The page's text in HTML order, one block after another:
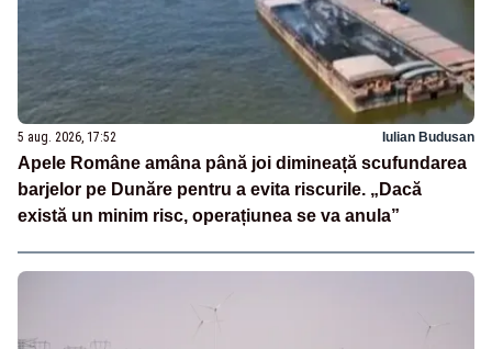
5 aug. 2026, 17:52 Iulian Budusan
Apele Române amâna până joi dimineață scufundarea
barjelor pe Dunăre pentru a evita riscurile. „Dacă
există un minim risc, operațiunea se va anula”